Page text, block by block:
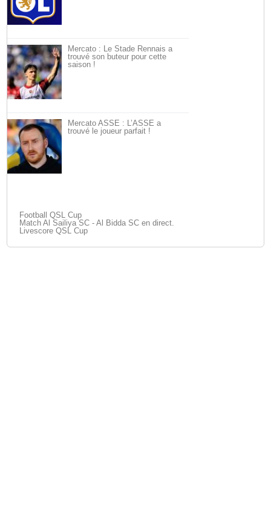
Mercato : Le Stade Rennais a
trouvé son buteur pour cette
saison !
Mercato ASSE : L’ASSE a
trouvé le joueur parfait !
Football QSL Cup
Match Al Sailiya SC - Al Bidda SC en direct.
Livescore QSL Cup